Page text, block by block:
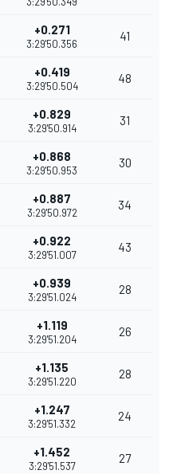
+0.271
3:29'50.356
41
+0.419
3:29'50.504
48
+0.829
3:29'50.914
31
+0.868
3:29'50.953
30
+0.887
3:29'50.972
34
+0.922
3:29'51.007
43
+0.939
3:29'51.024
28
+1.119
3:29'51.204
26
+1.135
3:29'51.220
28
+1.247
3:29'51.332
24
+1.452
3:29'51.537
27